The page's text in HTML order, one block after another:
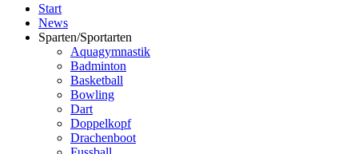
Start
News
Sparten/Sportarten
Aquagymnastik
Badminton
Basketball
Bowling
Dart
Doppelkopf
Drachenboot